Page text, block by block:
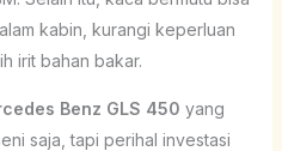
kabin, kurangi keperluan
irit bahan bakar.
Benz GLS 450 yang
saja, tapi perihal investasi